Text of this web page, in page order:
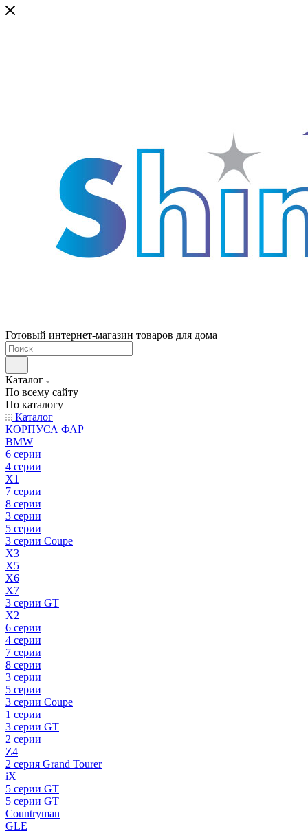
Готовый интернет-магазин товаров для дома
Каталог
По всему сайту
По каталогу
Каталог
КОРПУСА ФАР
BMW
6 серии
4 серии
X1
7 серии
8 серии
3 серии
5 серии
3 серии Coupe
X3
X5
X6
X7
3 серии GT
X2
6 серии
4 серии
7 серии
8 серии
3 серии
5 серии
3 серии Coupe
1 серии
3 серии GT
2 серии
Z4
2 серия Grand Tourer
iX
5 серии GT
5 серии GT
Countryman
GLE